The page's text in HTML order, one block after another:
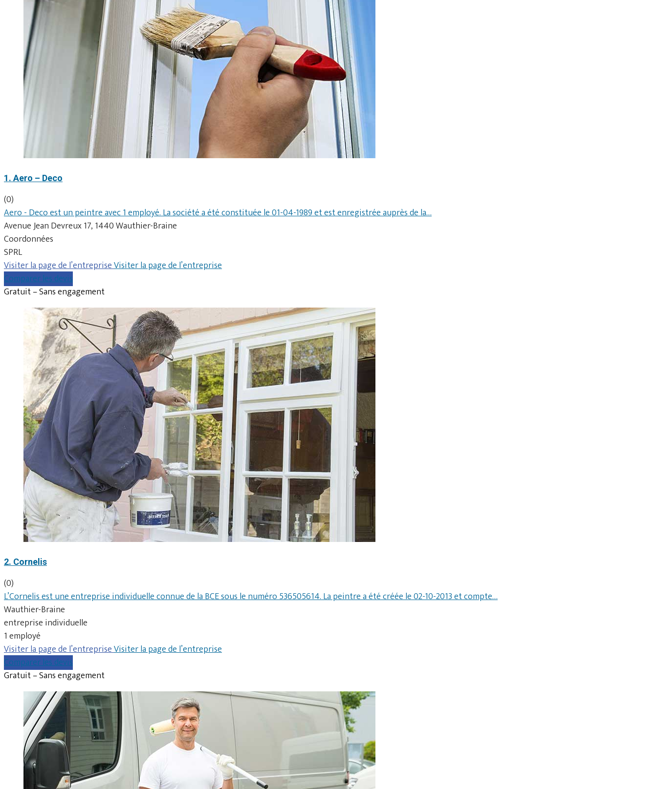
1. Aero – Deco
(0)
Aero - Deco est un peintre avec 1 employé. La société a été constituée le 01-04-1989 et est enregistrée auprès de la…
Avenue Jean Devreux 17, 1440 Wauthier-Braine
Coordonnées
SPRL
Visiter la page de l’entrepriseVisiter la page de l’entreprise
Comparer les devis
Gratuit – Sans engagement
2. Cornelis
(0)
L’Cornelis est une entreprise individuelle connue de la BCE sous le numéro 536505614. La peintre a été créée le 02-10-2013 et compte…
Wauthier-Braine
entreprise individuelle
1 employé
Visiter la page de l’entrepriseVisiter la page de l’entreprise
Comparer les devis
Gratuit – Sans engagement